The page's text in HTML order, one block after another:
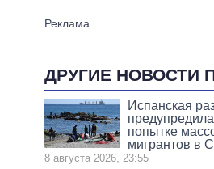
ДРУГИЕ НОВОСТИ
Испанская
попытке
мигрантов в
8 августа 2026, 23:55